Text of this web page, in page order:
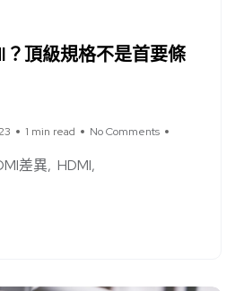
頂級規格不是首要條
1 min read No Comments
差異 HDMI